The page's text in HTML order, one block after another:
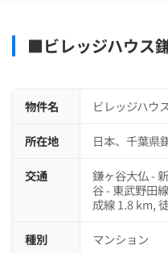
■ビレッジハウス
物件名 ビレッジハウ
所在地 日本、千葉県
交通
鎌ヶ谷大仏 -
谷 - 東武野田
成線 1.8 km,
種別 マンション